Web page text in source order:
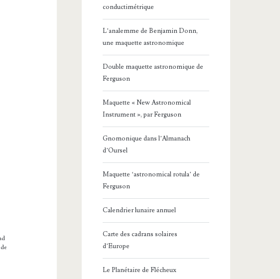
conductimétrique
L’analemme de Benjamin Donn,
une maquette astronomique
Double maquette astronomique de
Ferguson
Maquette « New Astronomical
Instrument », par Ferguson
Gnomonique dans l’Almanach
d’Oursel
Maquette ‘astronomical rotula’ de
Ferguson
Calendrier lunaire annuel
Carte des cadrans solaires
d’Europe
Le Planétaire de Flécheux